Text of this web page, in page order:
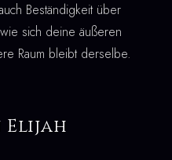
Beständigkeit über
sich deine äußeren
Raum bleibt derselbe.
Elijah